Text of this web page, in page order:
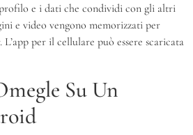
e i dati che condividi con gli altri
e video vengono memorizzati per
per il cellulare può essere scaricata
Su Un